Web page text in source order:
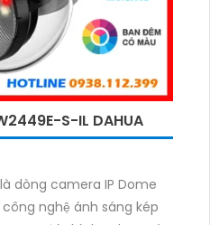
S-IL DAHUA
dòng camera IP Dome
nghệ ánh sáng kép